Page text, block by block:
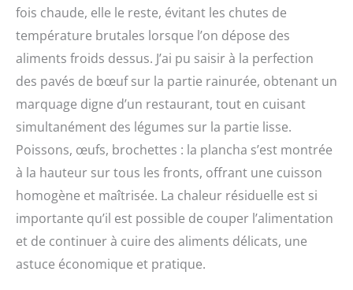
fois chaude, elle le reste, évitant les chutes de
température brutales lorsque l’on dépose des
aliments froids dessus. J’ai pu saisir à la perfection
des pavés de bœuf sur la partie rainurée, obtenant un
marquage digne d’un restaurant, tout en cuisant
simultanément des légumes sur la partie lisse.
Poissons, œufs, brochettes : la plancha s’est montrée
à la hauteur sur tous les fronts, offrant une cuisson
homogène et maîtrisée. La chaleur résiduelle est si
importante qu’il est possible de couper l’alimentation
et de continuer à cuire des aliments délicats, une
astuce économique et pratique.